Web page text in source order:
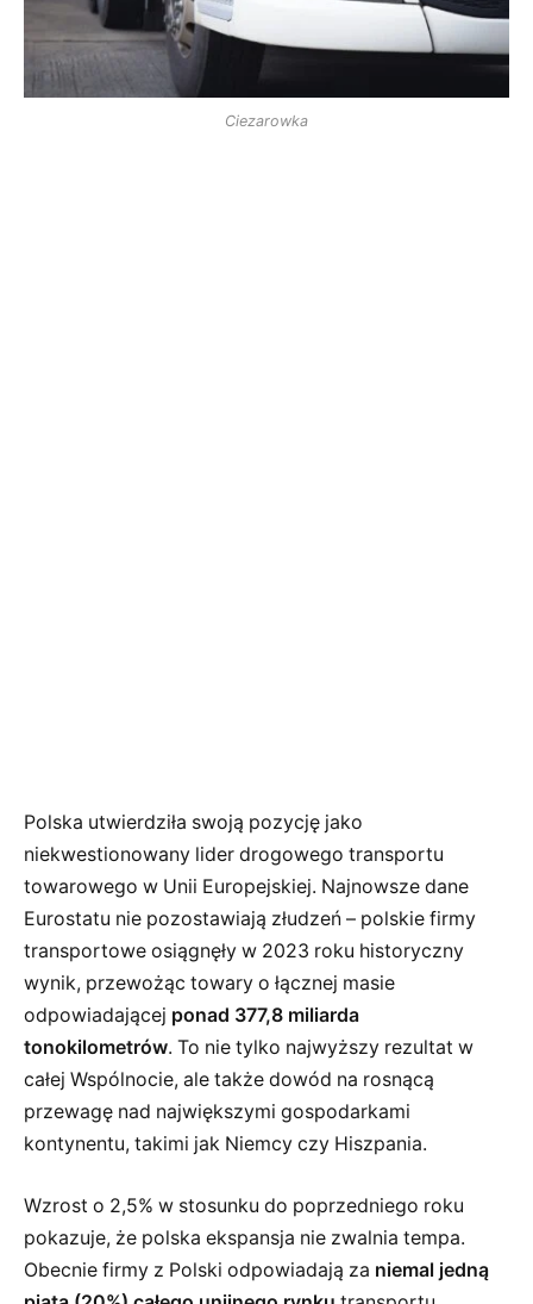
Ciezarowka
Polska utwierdziła swoją pozycję jako
niekwestionowany lider drogowego transportu
towarowego w Unii Europejskiej. Najnowsze dane
Eurostatu nie pozostawiają złudzeń – polskie firmy
transportowe osiągnęły w 2023 roku historyczny
wynik, przewożąc towary o łącznej masie
odpowiadającej ponad 377,8 miliarda
tonokilometrów. To nie tylko najwyższy rezultat w
całej Wspólnocie, ale także dowód na rosnącą
przewagę nad największymi gospodarkami
kontynentu, takimi jak Niemcy czy Hiszpania.
Wzrost o 2,5% w stosunku do poprzedniego roku
pokazuje, że polska ekspansja nie zwalnia tempa.
Obecnie firmy z Polski odpowiadają za niemal jedną